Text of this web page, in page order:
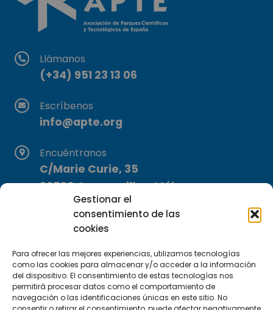
Gestionar el
consentimiento de las
cookies
Para ofrecer las mejores experiencias, utilizamos tecnologías
como las cookies para almacenar y/o acceder a la información
del dispositivo. El consentimiento de estas tecnologías nos
permitirá procesar datos como el comportamiento de
navegación o las identificaciones únicas en este sitio. No
Llámanos
(+34) 951 23 13 06
Escríbenos
info@apte.org
Encuéntranos
C/Marie Curie, 35
29590 Campanillas, Málaga
Suscríbete a nuestra Newsletter